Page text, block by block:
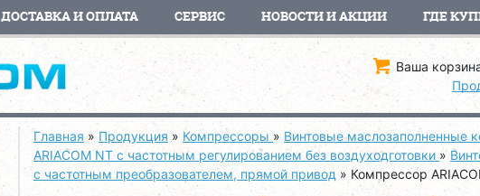
ДОСТАВКА И ОПЛАТА СЕРВИС НОВОСТИ И АКЦИИ ГДЕ
Ваша
Главная » Продукция » Компрессоры » Винтовые маслозаполненные
ARIACOM NT с частотным регулированием без воздуходготовки »
с частотным преобразователем, прямой привод » Компрессор